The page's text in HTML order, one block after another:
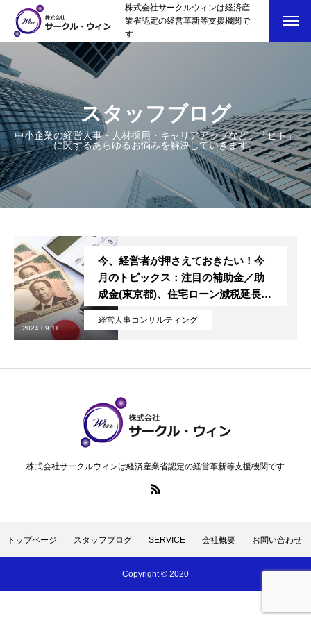
株式会社サークルウィンは経済産
業省認定の経営革新等支援機関で
す
トップページ
スタッフブログ
SERVICE
会社概要
お問い合わせ
無料メルマガ登録
スタッフブログ SERVICE 会社概要
スタッフブログ
中小企業の経営人事・人材採用・キャリアアップなど、「ヒト」
に関するあらゆるお悩みを解決していきます。
経営人事コンサルティング
今、経営者が押さえておきたい！今
月のトピックス：注目の補助金／助
成金(東京都)、住宅ローン減税延長／
拡充要望、育休給付金延長手続き厳
格化、育成就労制度
2024.09.11
株式会社サークルウィンは経済産業省認定の経営革新等支援機関です
トップページ スタッフブログ SERVICE 会社概要 お問い合わせ
Copyright © 2020